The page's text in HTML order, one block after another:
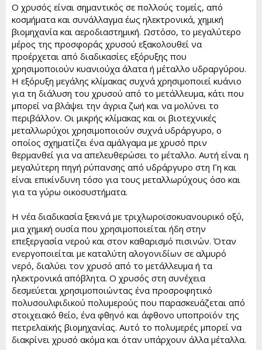
Ο χρυσός είναι σημαντικός σε πολλούς τομείς, από
κοσμήματα και συνάλλαγμα έως ηλεκτρονικά, χημική
βιομηχανία και αεροδιαστημική. Ωστόσο, το μεγαλύτερο
μέρος της προσφοράς χρυσού εξακολουθεί να
προέρχεται από διαδικασίες εξόρυξης που
χρησιμοποιούν κυανιούχα άλατα ή μέταλλο υδραργύρου.
Η εξόρυξη μεγάλης κλίμακας συχνά χρησιμοποιεί κυάνιο
για τη διάλυση του χρυσού από το μετάλλευμα, κάτι που
μπορεί να βλάψει την άγρια ζωή και να μολύνει το
περιβάλλον. Οι μικρής κλίμακας και οι βιοτεχνικές
μεταλλωρύχοι χρησιμοποιούν συχνά υδράργυρο, ο
οποίος σχηματίζει ένα αμάλγαμα με χρυσό πριν
θερμανθεί για να απελευθερώσει το μέταλλο. Αυτή είναι η
μεγαλύτερη πηγή ρύπανσης από υδράργυρο στη Γη και
είναι επικίνδυνη τόσο για τους μεταλλωρύχους όσο και
για τα γύρω οικοσυστήματα.
Η νέα διαδικασία ξεκινά με τριχλωροϊσοκυανουρικό οξύ,
μια χημική ουσία που χρησιμοποιείται ήδη στην
επεξεργασία νερού και στον καθαρισμό πισινών. Όταν
ενεργοποιείται με καταλύτη αλογονιδίων σε αλμυρό
νερό, διαλύει τον χρυσό από το μετάλλευμα ή τα
ηλεκτρονικά απόβλητα. Ο χρυσός στη συνέχεια
δεσμεύεται χρησιμοποιώντας ένα προσροφητικό
πολυσουλφιδικού πολυμερούς που παρασκευάζεται από
στοιχειακό θείο, ένα φθηνό και άφθονο υποπροϊόν της
πετρελαϊκής βιομηχανίας. Αυτό το πολυμερές μπορεί να
διακρίνει χρυσό ακόμα και όταν υπάρχουν άλλα μέταλλα.